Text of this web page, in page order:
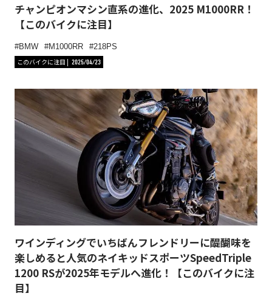
チャンピオンマシン直系の進化、2025 M1000RR！
【このバイクに注目】
BMW M1000RR
218PS
このバイクに注目
2025/04/23
ワインディングでいちばんフレンドリーに醍醐味を
楽しめると人気のネイキッドスポーツSpeedTriple
1200 RSが2025年モデルへ進化！【このバイクに注
目】